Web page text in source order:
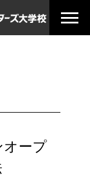
オープ